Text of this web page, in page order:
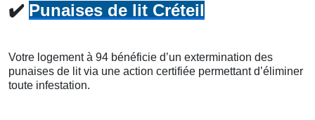
✔️ Punaises de lit Créteil
Votre logement à 94 bénéficie d’un extermination des
punaises de lit via une action certifiée permettant d’éliminer
toute infestation.